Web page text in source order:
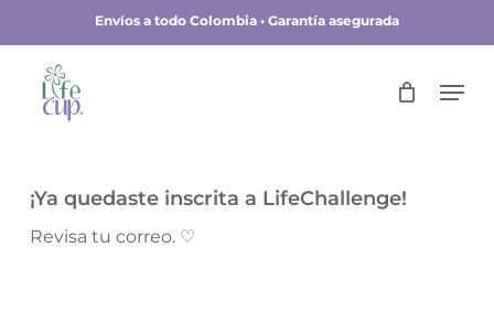
content
Envíos a todo Colombia • Garantía asegurada
¡Ya quedaste inscrita a LifeChallenge!
Revisa tu correo. ♡
Menu